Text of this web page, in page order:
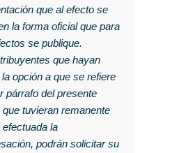
que al efecto se
la forma oficial que para
se publique.
que hayan
opción a que se refiere
párrafo del presente
tuvieran remanente
la
podrán solicitar su